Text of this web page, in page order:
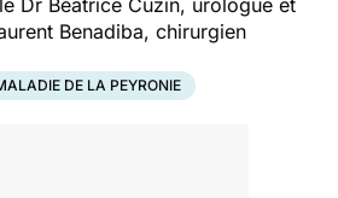
Benadiba, chirurgien
DE LA PEYRONIE